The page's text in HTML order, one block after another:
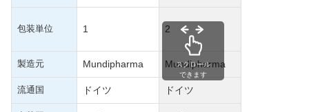
包装単位 1 2
製造元 Mundipharma Mundipharma
流通国 ドイツ ドイツ
スクロール
できます